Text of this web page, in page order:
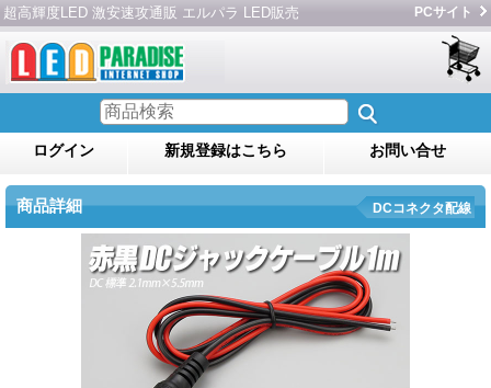
超高輝度LED 激安速攻通販 エルパラ LED販売 PCサイト
ログイン 新規登録はこちら お問い合せ
商品詳細 DCコネクタ配線